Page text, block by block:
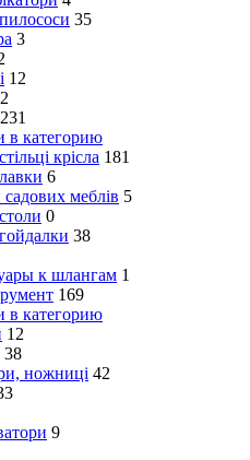
35
3
12
2
231
в категорию
крісла 181
6
меблів 5
0
38
к шлангам 1
169
в категорию
12
38
ножниці 42
9